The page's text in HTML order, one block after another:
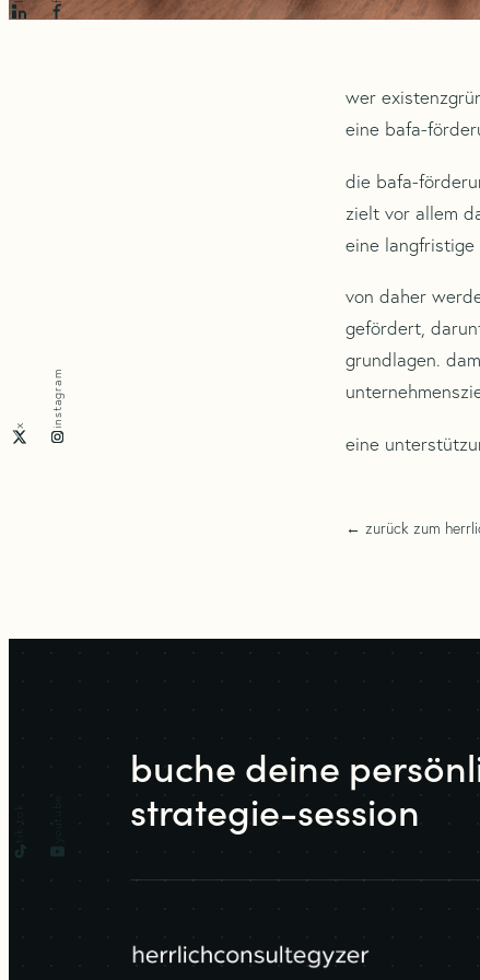
wer
eine bafa-
die bafa-
zielt vor allem
eine
von daher
gefördert,
grundlagen.
eine
← zurück zum
buche deine
strategie-session
x instagram